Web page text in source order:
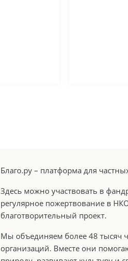
Благо.ру – платформа для
Здесь можно участвовать в
регулярное пожертвование в
благотворительный проект.
Мы объединяем более 48 тысяч
организаций. Вместе они